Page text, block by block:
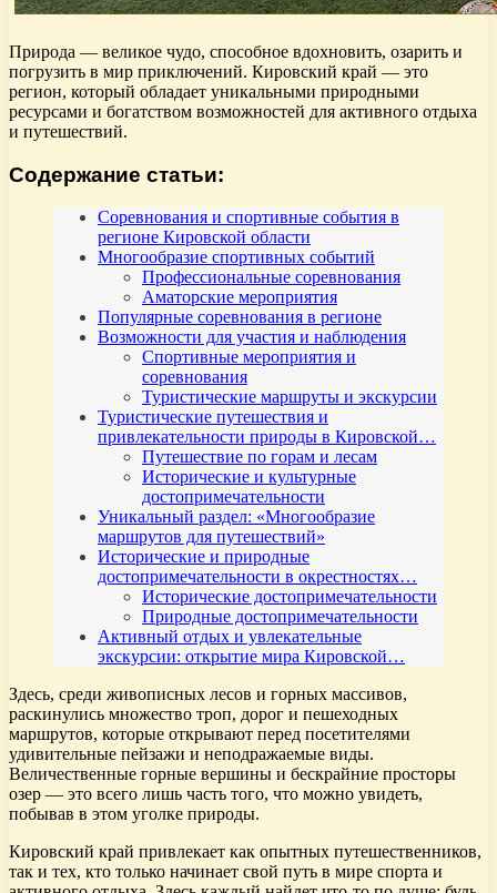
Природа — великое чудо, способное вдохновить, озарить и
погрузить в мир приключений. Кировский край — это
регион, который обладает уникальными природными
ресурсами и богатством возможностей для активного отдыха
и путешествий.
Содержание статьи:
Соревнования и спортивные события в
регионе Кировской области
Многообразие спортивных событий
Профессиональные соревнования
Аматорские мероприятия
Популярные соревнования в регионе
Возможности для участия и наблюдения
Спортивные мероприятия и
соревнования
Туристические маршруты и экскурсии
Туристические путешествия и
привлекательности природы в Кировской…
Путешествие по горам и лесам
Исторические и культурные
достопримечательности
Уникальный раздел: «Многообразие
маршрутов для путешествий»
Исторические и природные
достопримечательности в окрестностях…
Исторические достопримечательности
Природные достопримечательности
Активный отдых и увлекательные
экскурсии: открытие мира Кировской…
Здесь, среди живописных лесов и горных массивов,
раскинулись множество троп, дорог и пешеходных
маршрутов, которые открывают перед посетителями
удивительные пейзажи и неподражаемые виды.
Величественные горные вершины и бескрайние просторы
озер — это всего лишь часть того, что можно увидеть,
побывав в этом уголке природы.
Кировский край привлекает как опытных путешественников,
так и тех, кто только начинает свой путь в мире спорта и